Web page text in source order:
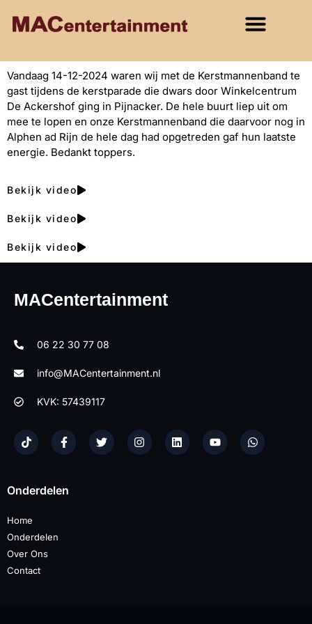
Vandaag 14-12-2024 waren wij met de Kerstmannenband te
gast tijdens de kerstparade die dwars door Winkelcentrum
De Ackershof ging in Pijnacker. De hele buurt liep uit om
mee te lopen en onze Kerstmannenband die daarvoor nog in
Alphen ad Rijn de hele dag had opgetreden gaf hun laatste
energie. Bedankt toppers.
Bekijk video
Bekijk video
Bekijk video
MACentertainment
06 22 30 77 08
info@MACentertainment.nl
KVK: 57439117
Onderdelen
Home
Onderdelen
Over Ons
Contact